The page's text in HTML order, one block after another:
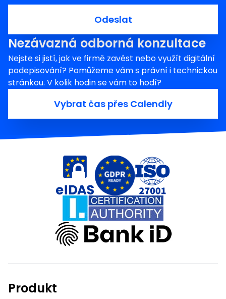
Odeslat
Nezávazná odborná konzultace
Nejste si jistí, jak ve firmě zavést nebo využít digitální
podepisování? Pomůžeme vám s právní i technickou
stránkou. V kolik hodin se vám to hodí?
Vybrat čas přes Calendly
Produkt